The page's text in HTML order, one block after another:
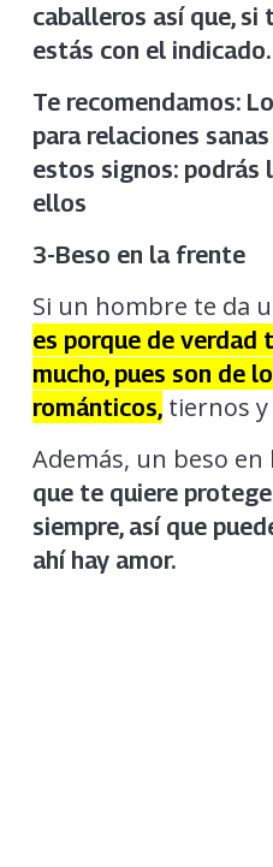
caballeros así que, si
estás con el indicado.
Te recomendamos:
para relaciones
estos signos: podrás
ellos
3-Beso en la frente
Si un hombre te da
es porque de verdad
mucho, pues son de
románticos,tiernos y
Además, un beso en
que te quiere
siempre, así que
ahí hay amor.